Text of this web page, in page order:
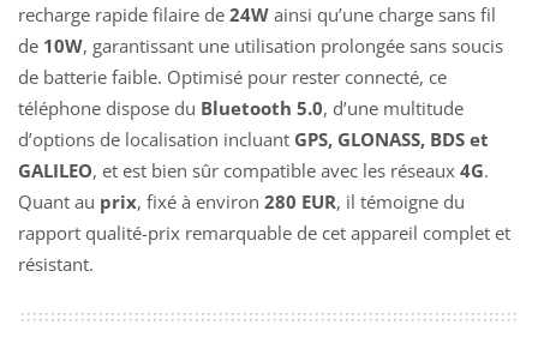
recharge rapide filaire de 24W ainsi qu’une charge sans fil
de 10W, garantissant une utilisation prolongée sans soucis
de batterie faible. Optimisé pour rester connecté, ce
téléphone dispose du Bluetooth 5.0, d’une multitude
d’options de localisation incluant GPS, GLONASS, BDS et
GALILEO, et est bien sûr compatible avec les réseaux 4G.
Quant au prix, fixé à environ 280 EUR, il témoigne du
rapport qualité-prix remarquable de cet appareil complet et
résistant.